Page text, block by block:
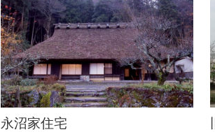
永沼家住宅